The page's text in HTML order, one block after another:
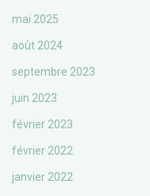
mai 2025
août 2024
septembre 2023
juin 2023
février 2023
février 2022
janvier 2022